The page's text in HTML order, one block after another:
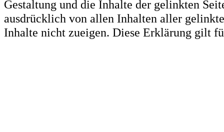
Gestaltung und die Inhalte der gelinkten
ausdrücklich von allen Inhalten aller
Inhalte nicht zueigen. Diese Erklärung gilt